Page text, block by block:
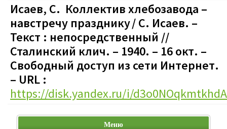
Исаев, С. Коллектив хлебозавода –
навстречу празднику / С. Исаев. –
Текст : непосредственный //
Сталинский клич. – 1940. – 16 окт. –
Свободный доступ из сети Интернет.
– URL :
https://disk.yandex.ru/i/d3o0NOqkmtkhdA
Меню